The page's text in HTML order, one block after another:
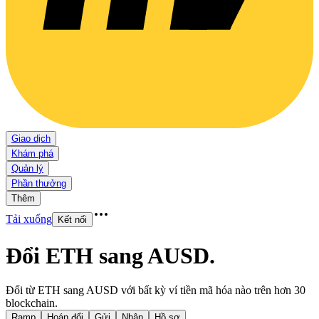
Giao dịch
Khám phá
Quản lý
Phần thưởng
Thêm
Tải xuống Kết nối
Đổi ETH sang AUSD.
Đổi từ ETH sang AUSD với bất kỳ ví tiền mã hóa nào trên hơn 30
blockchain.